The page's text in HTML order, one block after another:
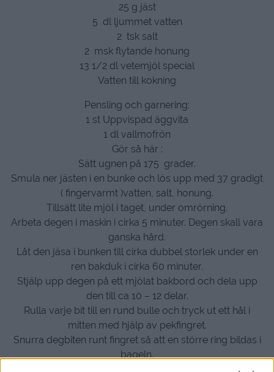
25 g jäst
5 dl ljummet vatten
2 tsk salt
2 msk flytande honung
13 1/2 dl vetemjöl special
Vatten till kokning
Pensling och garnering:
1 st Uppvispad äggvita
1 dl vallmofrön
Gör så här :
Sätt ugnen på 175 grader.
Smula ner jästen i en bunke och lös upp med 37 gradigt
( fingervarmt )vatten, salt, honung.
Tillsätt lite mjöl i taget, under omrörning.
Arbeta degen i maskin i cirka 5 minuter. Degen skall vara
ganska hård.
Låt den jäsa i bunken till cirka dubbel storlek under en
ren bakduk i cirka 60 minuter.
Stjälp upp degen på ett mjölat bakbord och dela upp
den till ca 10 – 12 delar.
Rulla varje bit till en rund bulle och tryck ut ett hål i
mitten med hjälp av pekfingret.
Snurra degbiten runt fingret så att en större ring bildas i
bageln.